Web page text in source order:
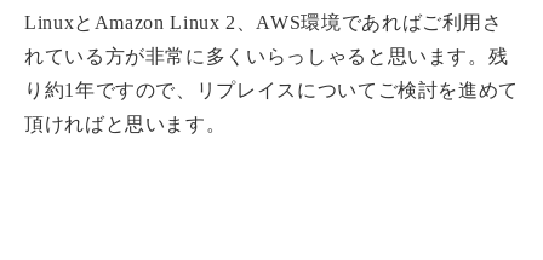
LinuxとAmazon Linux 2、AWS環境であればご利用さ
れている方が非常に多くいらっしゃると思います。残
り約1年ですので、リプレイスについてご検討を進めて
頂ければと思います。